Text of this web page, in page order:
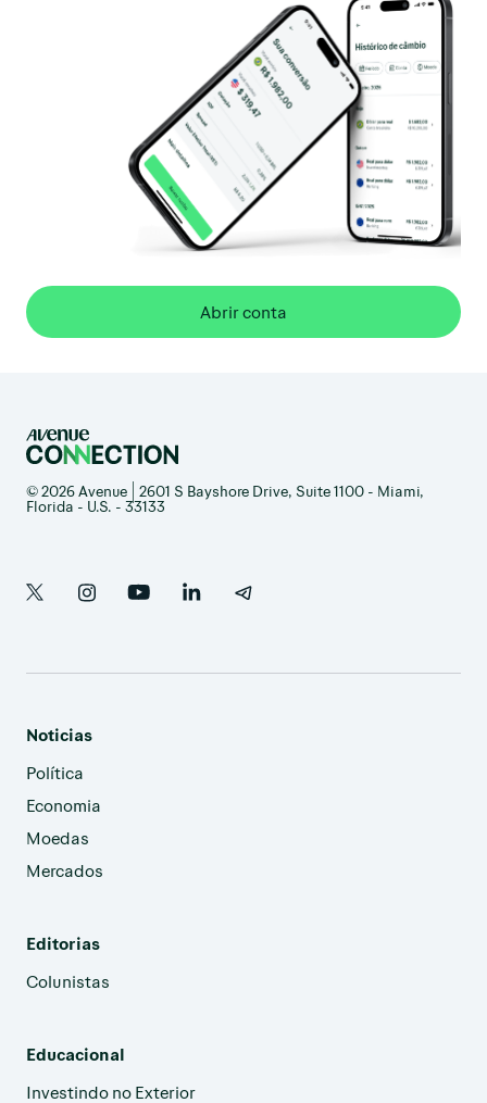
Abrir conta
© 2026 Avenue | 2601 S Bayshore Drive, Suite 1100 - Miami,
Florida - U.S. - 33133
Noticias
Política
Economia
Moedas
Mercados
Editorias
Colunistas
Educacional
Investindo no Exterior